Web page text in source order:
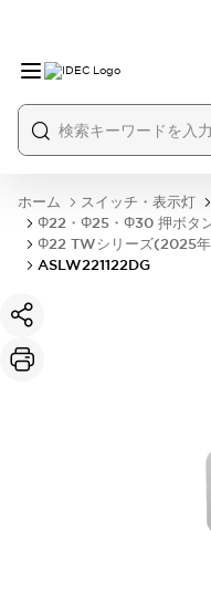
ホーム スイッチ・表示灯
Φ22・Φ25・Φ30 押ボタ
Φ22 TWシリーズ(2025
ASLW221122DG